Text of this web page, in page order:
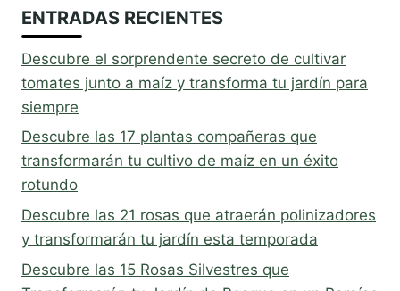
ENTRADAS RECIENTES
Descubre el sorprendente secreto de cultivar
tomates junto a maíz y transforma tu jardín para
siempre
Descubre las 17 plantas compañeras que
transformarán tu cultivo de maíz en un éxito
rotundo
Descubre las 21 rosas que atraerán polinizadores
y transformarán tu jardín esta temporada
Descubre las 15 Rosas Silvestres que